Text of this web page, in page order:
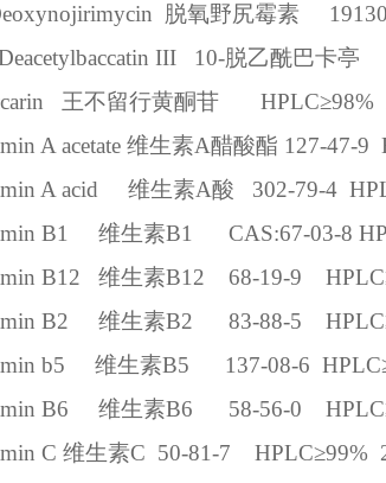
脱氧野尻霉素
III
10-脱乙酰巴卡亭
王不留行黄酮苷 HPLC≥98%
A acetate 维生素A醋酸酯 127-47-9
A acid
维生素A酸 302-79-4
B1
维生素B1 CAS:67-03-8
B12
维生素B12 68-19-9 HPLC
B2
维生素B2 83-88-5 HPLC
b5
维生素B5 137-08-6 HPLC
B6
维生素B6 58-56-0 HPLC
C 维生素C 50-81-7 HPLC≥99%